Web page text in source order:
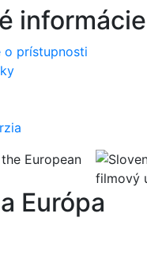
informácie
o prístupnosti
Európa